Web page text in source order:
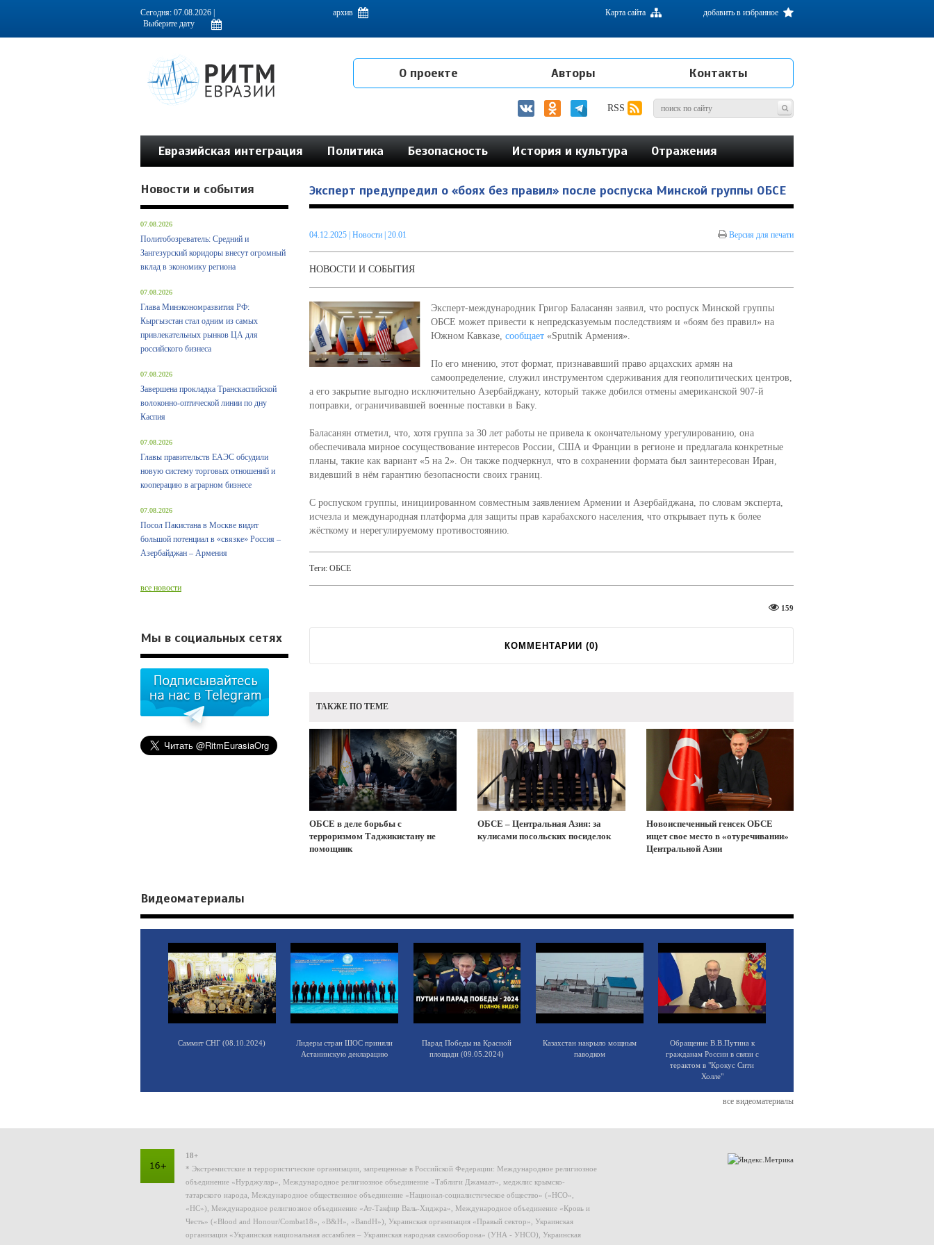
Информационно-аналитическое издание, посвященное актуальным проблемам интеграции на постсоветском пространстве
Сегодня: 07.08.2026 | архив добавить в избранное
Карта сайта
О проекте Авторы Контакты
RSS
Евразийская интеграция Политика Безопасность История и культура Отражения
Эксперт предупредил о «боях без правил» после роспуска Минской группы ОБСЕ
04.12.2025| Новости | 20.01 Версия для печати
НОВОСТИ И СОБЫТИЯ
Эксперт-международник Григор Баласанян заявил, что роспуск Минской группы
ОБСЕ может привести к непредсказуемым последствиям и «боям без правил» на
Южном Кавказе, сообщает«Sputnik Армения».
По его мнению, этот формат, признававший право арцахских армян на
самоопределение, служил инструментом сдерживания для геополитических центров,
а его закрытие выгодно исключительно Азербайджану, который также добился отмены американской 907-й
поправки, ограничивавшей военные поставки в Баку.
Баласанян отметил, что, хотя группа за 30 лет работы не привела к окончательному урегулированию, она
обеспечивала мирное сосуществование интересов России, США и Франции в регионе и предлагала конкретные
планы, такие как вариант «5 на 2». Он также подчеркнул, что в сохранении формата был заинтересован Иран,
видевший в нём гарантию безопасности своих границ.
С роспуском группы, инициированном совместным заявлением Армении и Азербайджана, по словам эксперта,
исчезла и международная платформа для защиты прав карабахского населения, что открывает путь к более
жёсткому и нерегулируемому противостоянию.
Теги: ОБСЕ
159
КОММЕНТАРИИ (0)
ТАКЖЕ ПО ТЕМЕ
ОБСЕ в деле борьбы с
терроризмом Таджикистану не
помощник
ОБСЕ – Центральная Азия: за
кулисами посольских посиделок
Новоиспеченный генсек ОБСЕ
ищет свое место в «отуречивании»
Центральной Азии
Новости и события
07.08.2026
Политобозреватель: Средний и
Зангезурский коридоры внесут огромный
вклад в экономику региона
07.08.2026
Глава Минэкономразвития РФ:
Кыргызстан стал одним из самых
привлекательных рынков ЦА для
российского бизнеса
07.08.2026
Завершена прокладка Транскаспийской
волоконно-оптической линии по дну
Каспия
07.08.2026
Главы правительств ЕАЭС обсудили
новую систему торговых отношений и
кооперацию в аграрном бизнесе
07.08.2026
Посол Пакистана в Москве видит
большой потенциал в «связке» Россия –
Азербайджан – Армения
все новости
Мы в социальных сетях
Видеоматериалы
Саммит СНГ (08.10.2024)
Лидеры стран ШОС приняли
Астанинскую декларацию
Парад Победы на Красной
площади (09.05.2024)
Казахстан накрыло мощным
паводком
Обращение В.В.Путина к
гражданам России в связи с
терактом в "Крокус Сити
Холле"
все видеоматериалы
18+
* Экстремистские и террористические организации, запрещенные в Российской Федерации: Международное религиозное
объединение «Нурджулар», Международное религиозное объединение «Таблиги Джамаат», меджлис крымско-
татарского народа, Международное общественное объединение «Национал-социалистическое общество» («НСО»,
«НС»), Международное религиозное объединение «Ат-Такфир Валь-Хиджра», Международное объединение «Кровь и
Честь» («Blood and Honour/Combat18», «B&H», «BandH»), Украинская организация «Правый сектор», Украинская
организация «Украинская национальная ассамблея – Украинская народная самооборона» (УНА - УНСО), Украинская